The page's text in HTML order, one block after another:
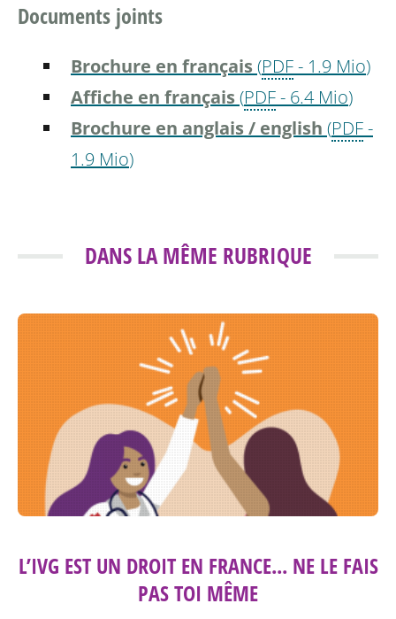
Documents joints
Brochure en français (PDF- 1.9 Mio)
Affiche en français (PDF- 6.4 Mio)
Brochure en anglais / english (PDF-
1.9 Mio)
DANS LA MÊME RUBRIQUE
L’IVG EST UN DROIT EN FRANCE... NE LE FAIS
PAS TOI MÊME